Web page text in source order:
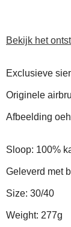
Bekijk het
Exclusieve
Originele
Afbeelding
Sloop: 100%
Geleverd met
Size: 30/40
Weight: 277g